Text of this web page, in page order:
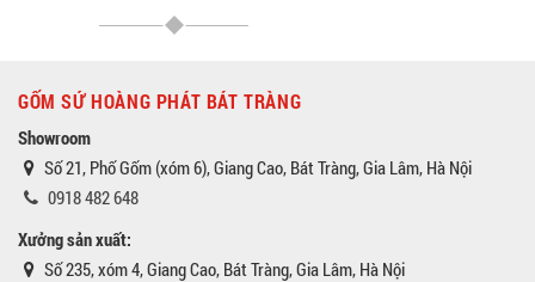
GỐM SỨ HOÀNG PHÁT BÁT TRÀNG
Showroom
Số 21, Phố Gốm (xóm 6), Giang Cao, Bát Tràng, Gia Lâm, Hà Nội
0918 482 648
Xưởng sản xuất:
Số 235, xóm 4, Giang Cao, Bát Tràng, Gia Lâm, Hà Nội